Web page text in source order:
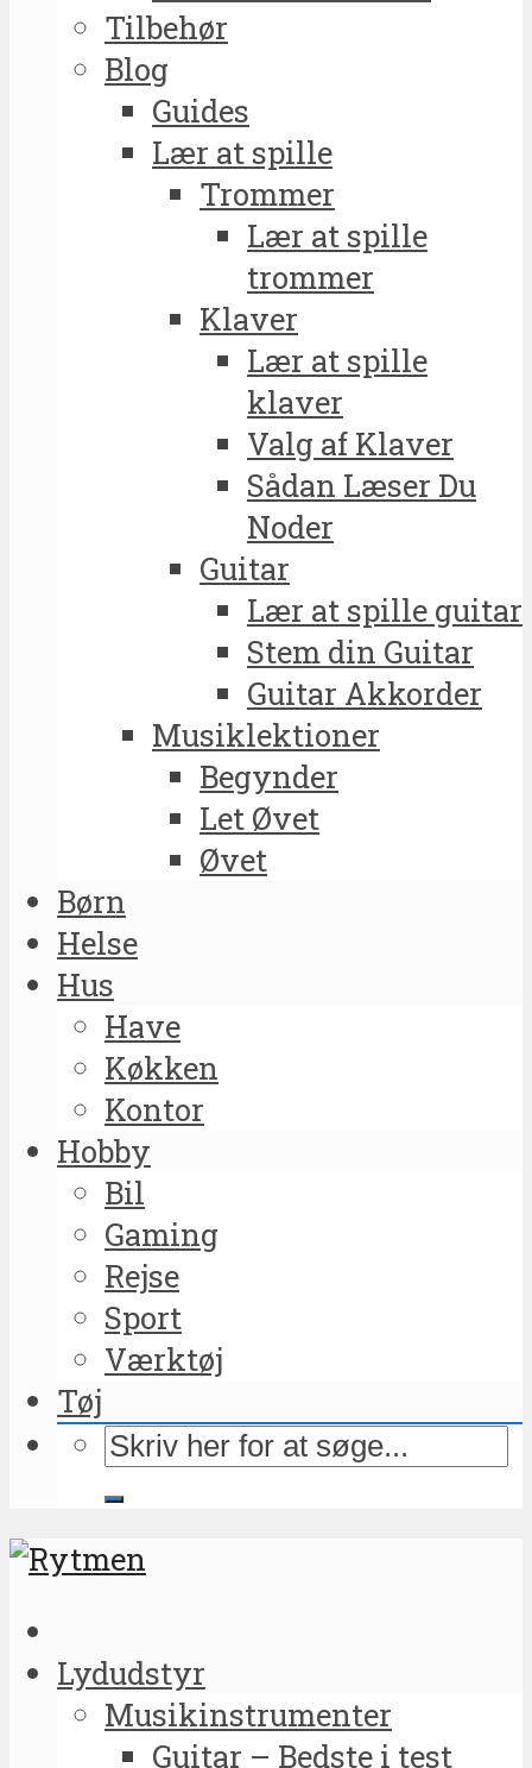
Tilbehør
Blog
Guides
Lær at spille
Trommer
Lær at spille
trommer
Klaver
Lær at spille
klaver
Valg af Klaver
Sådan Læser Du
Noder
Guitar
Lær at spille guitar
Stem din Guitar
Guitar Akkorder
Musiklektioner
Begynder
Let Øvet
Øvet
Børn
Helse
Hus
Have
Køkken
Kontor
Hobby
Bil
Gaming
Rejse
Sport
Værktøj
Tøj
Lydudstyr
Musikinstrumenter
Guitar – Bedste i test